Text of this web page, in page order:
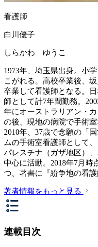
看護師
白川優子
しらかわ ゆうこ
1973年、埼玉県出身。小
こがれる。高校卒業後、
卒業して看護師となる。
師として計7年間勤務。
年にオーストラリアン・
の後、現地の病院で手術
2010年、37歳で念願の「
ムの手術室看護師として
パレスチナ（ガザ地区）
中心に活動。2018年7月時
つ。著書に『紛争地の看護
著者情報をもっと見る
連載目次